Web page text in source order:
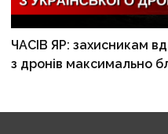
ЧАСІВ ЯР: захисникам
з дронів максимально